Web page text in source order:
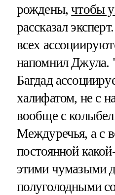
рождены,чтобы
рассказал
всех
напомнил Джула.
Багдад
халифатом, не с
вообще с
Междуречья, а с
постоянной
этими чумазыми
полуголодными